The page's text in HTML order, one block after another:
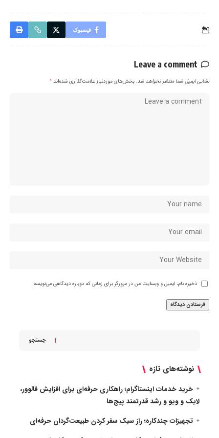
فیسبوک
Leave a comment
نشانی ایمیل شما منتشر نخواهد شد. بخش‌های موردنیاز علامت‌گذاری شده‌اند*
ذخیره نام، ایمیل و وبسایت من در مرورگر برای زمانی که دوباره دیدگاهی می‌نویسم.
جستجو
نوشته‌های تازه
خرید خدمات اینستاگرام؛ راهکاری حرفه‌ای برای افزایش فالوور،
لایک و ویو و رشد قدرتمند پیج‌ها
تجهیزات چندکاره؛ راز سبک سفر کردن طبیعت‌گردان حرفه‌ای